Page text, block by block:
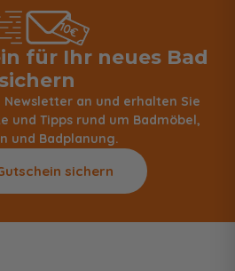
für Ihr neues Bad
sichern
Newsletter an und erhalten Sie
und Tipps rund um Badmöbel,
und Badplanung.
sichern